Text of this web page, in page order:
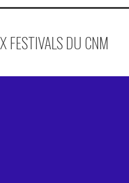
FESTIVALS DU CNM